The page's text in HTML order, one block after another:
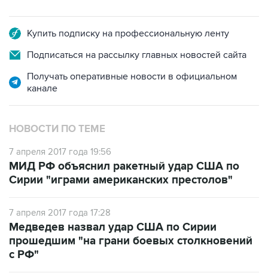
Купить подписку на профессиональную ленту
Подписаться на рассылку главных новостей сайта
Получать оперативные новости в официальном
канале
НОВОСТИ ПО ТЕМЕ
7 апреля 2017 года 19:56
МИД РФ объяснил ракетный удар США по
Сирии "играми американских престолов"
7 апреля 2017 года 17:28
Медведев назвал удар США по Сирии
прошедшим "на грани боевых столкновений
с РФ"